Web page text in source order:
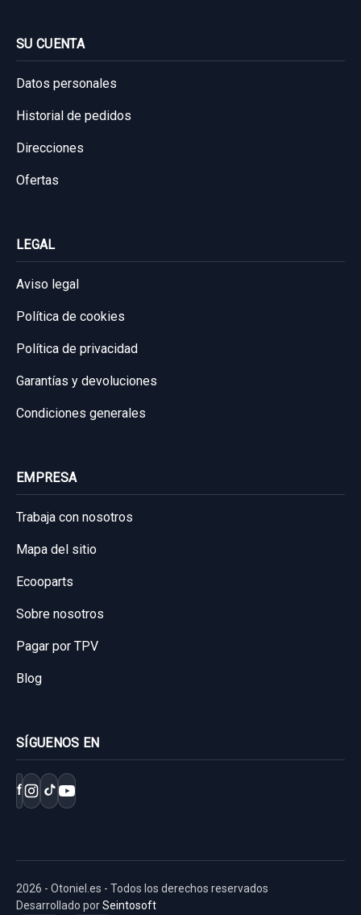
usado.
OPEL ASTRA J LIM. COSMO
40,00 €
CERRADURA PUERTA TRASERA IZQUIERDA
CERRADURA PUERTA TRASERA
Ref:719789 OEM:3023881LH4
9,08 €
SU CUENTA
Datos personales
Historial de pedidos
Direcciones
Ofertas
LEGAL
Aviso legal
Política de cookies
Política de privacidad
Garantías y devoluciones
Condiciones generales
EMPRESA
Trabaja con nosotros
Mapa del sitio
Ecooparts
Sobre nosotros
Pagar por TPV
Blog
SÍGUENOS EN
f
2026 - Otoniel.es - Todos los derechos reservados
Desarrollado porSeintosoft